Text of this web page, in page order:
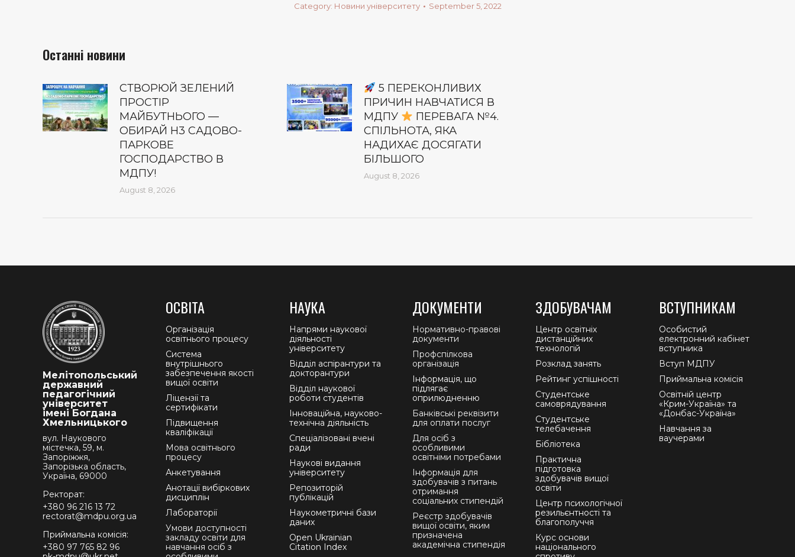
Category: Новини університету September 5, 2022
Останні новини
СТВОРЮЙ ЗЕЛЕНИЙ
ПРОСТІР
МАЙБУТНЬОГО —
ОБИРАЙ Н3 САДОВО-
ПАРКОВЕ
ГОСПОДАРСТВО В
МДПУ!
August 8, 2026
5 ПЕРЕКОНЛИВИХ
ПРИЧИН НАВЧАТИСЯ В
МДПУ
ПЕРЕВАГА №4.
СПІЛЬНОТА, ЯКА
НАДИХАЄ ДОСЯГАТИ
БІЛЬШОГО
August 8, 2026
Мелітопольський
державний
педагогічний
університет
імені Богдана
Хмельницького
вул. Наукового
містечка, 59, м.
Запоріжжя,
Запорізька область,
Україна, 69000
Ректорат:
+380 96 216 13 72
rectorat@mdpu.org.ua
Приймальна комісія:
+380 97 765 82 96
ОСВІТА
Організація
освітнього процесу
Система
внутрішнього
забезпечення якості
вищої освіти
Ліцензії та
сертифікати
Підвищення
кваліфікації
Мова освітнього
процесу
Анкетування
Анотації вибіркових
дисциплін
Лабораторії
Умови доступності
закладу освіти для
навчання осіб з
НАУКА
Напрями наукової
діяльності
університету
Відділ аспірантури та
докторантури
Відділ наукової
роботи студентів
Інноваційна, науково-
технічна діяльність
Спеціалізовані вчені
ради
Наукові видання
університету
Репозиторій
публікацій
Наукометричні бази
даних
Open Ukrainian
Citation Index
ДОКУМЕНТИ
Нормативно-правові
документи
Профспілкова
організація
Інформація, що
підлягає
оприлюдненню
Банківські реквізити
для оплати послуг
Для осіб з
особливими
освітніми потребами
Інформація для
здобувачів з питань
отримання
соціальних стипендій
Реєстр здобувачів
вищої освіти, яким
призначена
академічна стипендія
ЗДОБУВАЧАМ
Центр освітніх
дистанційних
технологій
Розклад занять
Рейтинг успішності
Студентське
самоврядування
Студентське
телебачення
Бібліотека
Практична
підготовка
здобувачів вищої
освіти
Центр психологічної
резильєнтності та
благополуччя
Курс основи
національного
ВСТУПНИКАМ
Особистий
електронний кабінет
вступника
Вступ МДПУ
Приймальна комісія
Освітній центр
«Крим-Україна» та
«Донбас-Україна»
Навчання за
ваучерами